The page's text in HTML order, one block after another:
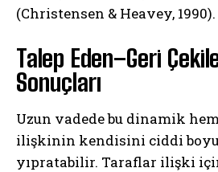
(Christensen & Heavey, 1990).
Talep Eden–Geri
Sonuçları
Uzun vadede bu dinamik
ilişkinin kendisini ciddi
yıpratabilir. Taraflar ilişki